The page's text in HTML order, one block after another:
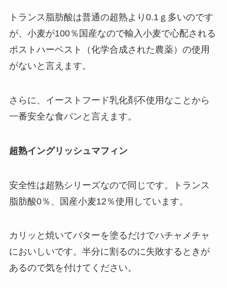
トランス脂肪酸は普通の超熟より0.1ｇ多いのです
が、小麦が100％国産なので輸入小麦で心配される
ポストハーベスト（化学合成された農薬）の使用
がないと言えます。
さらに、イーストフード乳化剤不使用なことから
一番安全な食パンと言えます。
超熟イングリッシュマフィン
安全性は超熟シリーズなので同じです。トランス
脂肪酸0％、国産小麦12％使用しています。
カリッと焼いてバターを塗るだけでハチャメチャ
においしいです。半分に割るのに失敗するときが
あるので気を付けてください。